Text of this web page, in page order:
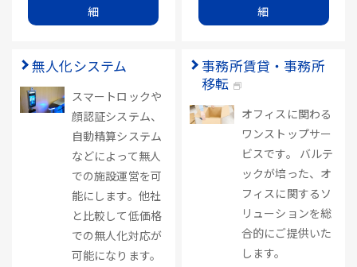
細
細
無人化システム
スマートロックや
顔認証システム、
自動精算システム
などによって無人
での施設運営を可
能にします。他社
と比較して低価格
での無人化対応が
可能になります。
事務所賃貸・事務所
移転
オフィスに関わる
ワンストップサー
ビスです。 バルテ
ックが培った、オ
フィスに関するソ
リューションを総
合的にご提供いた
します。